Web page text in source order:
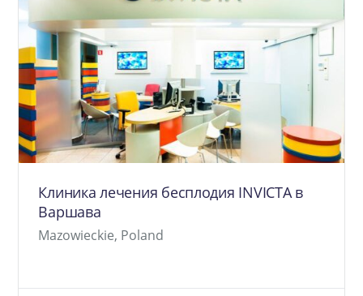
Клиника лечения бесплодия INVICTA в
Варшава
Mazowieckie, Poland